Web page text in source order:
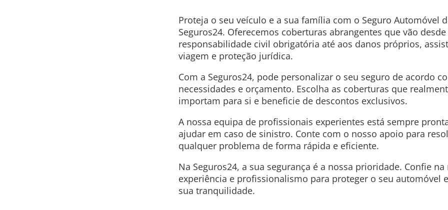
Proteja o seu veículo e a sua família com o Seguro Automóvel
Seguros24. Oferecemos coberturas abrangentes que vão desde
responsabilidade civil obrigatória até aos danos próprios,
viagem e proteção jurídica.
Com a Seguros24, pode personalizar o seu seguro de acordo
necessidades e orçamento. Escolha as coberturas que
importam para si e beneficie de descontos exclusivos.
A nossa equipa de profissionais experientes está sempre
ajudar em caso de sinistro. Conte com o nosso apoio para
qualquer problema de forma rápida e eficiente.
Na Seguros24, a sua segurança é a nossa prioridade. Confie na
experiência e profissionalismo para proteger o seu automóvel
sua tranquilidade.